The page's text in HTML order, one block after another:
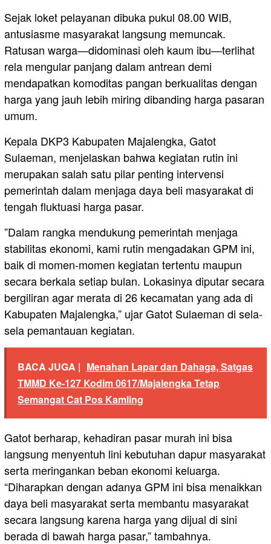
​Sejak loket pelayanan dibuka pukul 08.00 WIB,
antusiasme masyarakat langsung memuncak.
Ratusan warga—didominasi oleh kaum ibu—terlihat
rela mengular panjang dalam antrean demi
mendapatkan komoditas pangan berkualitas dengan
harga yang jauh lebih miring dibanding harga pasaran
umum.
​Kepala DKP3 Kabupaten Majalengka, Gatot
Sulaeman, menjelaskan bahwa kegiatan rutin ini
merupakan salah satu pilar penting intervensi
pemerintah dalam menjaga daya beli masyarakat di
tengah fluktuasi harga pasar.
​”Dalam rangka mendukung pemerintah menjaga
stabilitas ekonomi, kami rutin mengadakan GPM ini,
baik di momen-momen kegiatan tertentu maupun
secara berkala setiap bulan. Lokasinya diputar secara
bergiliran agar merata di 26 kecamatan yang ada di
Kabupaten Majalengka,” ujar Gatot Sulaeman di sela-
sela pemantauan kegiatan.
BACA JUGA | Menahan Lapar dan Dahaga, Satgas
TMMD Ke-127 Kodim 0617/Majalengka Tetap
Semangat Cat Pos Kamling
​Gatot berharap, kehadiran pasar murah ini bisa
langsung menyentuh lini kebutuhan dapur masyarakat
serta meringankan beban ekonomi keluarga.
“Diharapkan dengan adanya GPM ini bisa menaikkan
daya beli masyarakat serta membantu masyarakat
secara langsung karena harga yang dijual di sini
berada di bawah harga pasar,” tambahnya.